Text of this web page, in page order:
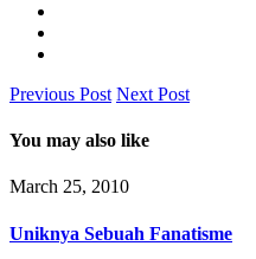
Previous Post Next Post
You may also like
March 25, 2010
Uniknya Sebuah Fanatisme